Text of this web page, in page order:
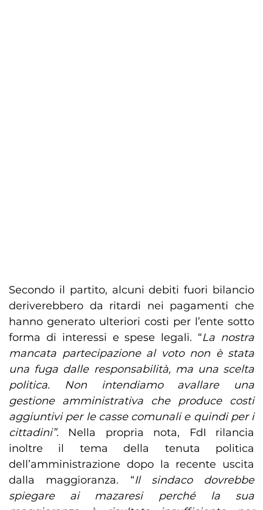
Secondo il partito, alcuni debiti fuori bilancio
deriverebbero da ritardi nei pagamenti che
hanno generato ulteriori costi per l’ente sotto
forma di interessi e spese legali. “La nostra
mancata partecipazione al voto non è stata
una fuga dalle responsabilità, ma una scelta
politica. Non intendiamo avallare una
gestione amministrativa che produce costi
aggiuntivi per le casse comunali e quindi per i
cittadini”. Nella propria nota, FdI rilancia
inoltre il tema della tenuta politica
dell’amministrazione dopo la recente uscita
dalla maggioranza. “Il sindaco dovrebbe
spiegare ai mazaresi perché la sua